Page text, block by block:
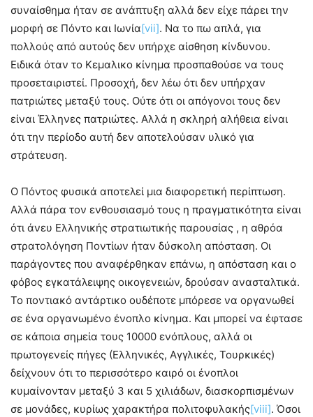
συναίσθημα ήταν σε ανάπτυξη αλλά δεν είχε πάρει την
μορφή σε Πόντο και Ιωνία[vii]. Να το πω απλά, για
πολλούς από αυτούς δεν υπήρχε αίσθηση κίνδυνου.
Ειδικά όταν το Κεμαλικο κίνημα προσπαθούσε να τους
προσεταιριστεί. Προσοχή, δεν λέω ότι δεν υπήρχαν
πατριώτες μεταξύ τους. Ούτε ότι οι απόγονοι τους δεν
είναι Έλληνες πατριώτες. Αλλά η σκληρή αλήθεια είναι
ότι την περίοδο αυτή δεν αποτελούσαν υλικό για
στράτευση.
Ο Πόντος φυσικά αποτελεί μια διαφορετική περίπτωση.
Αλλά πάρα τον ενθουσιασμό τους η πραγματικότητα είναι
ότι άνευ Ελληνικής στρατιωτικής παρουσίας , η αθρόα
στρατολόγηση Ποντίων ήταν δύσκολη απόσταση. Οι
παράγοντες που αναφέρθηκαν επάνω, η απόσταση και ο
φόβος εγκατάλειψης οικογενειών, δρούσαν ανασταλτικά.
Το ποντιακό αντάρτικο ουδέποτε μπόρεσε να οργανωθεί
σε ένα οργανωμένο ένοπλο κίνημα. Και μπορεί να έφτασε
σε κάποια σημεία τους 10000 ενόπλους, αλλά οι
πρωτογενείς πήγες (Ελληνικές, Αγγλικές, Τουρκικές)
δείχνουν ότι το περισσότερο καιρό οι ένοπλοι
κυμαίνονταν μεταξύ 3 και 5 χιλιάδων, διασκορπισμένων
σε μονάδες, κυρίως χαρακτήρα πολιτοφυλακής[viii]. Όσοι